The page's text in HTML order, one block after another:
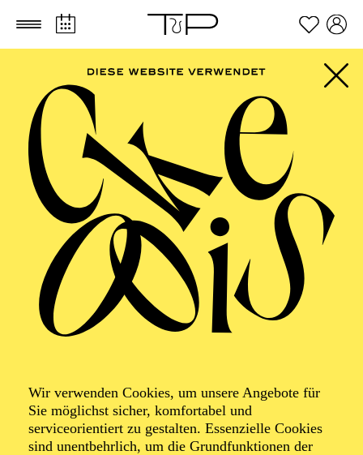
Zum Hauptinhalt springen Zum Footer springen
Wir verwenden Cookies, um unsere Angebote für
Sie möglichst sicher, komfortabel und
serviceorientiert zu gestalten. Essenzielle Cookies
sind unentbehrlich, um die Grundfunktionen der
Noelia Ortiz Pérez
VITA
Noelia Ortiz Pérez, geboren 1994 in Düsseldorf,
studierte bis 2022 an der Hochschule Düsseldorf Retail
Design. Schon während ihres Studiums arbeitete sie
szenografisch und befasste sich in künstlerischen
Projekten mit der Inszenierung von Räumen in
Verbindung mit Licht, Farbe und Struktur. Im Sommer
2023 unterstützt sie als Bühnen- und
Kostümbildassistenz das Theaterprojekt „Showtime“ in
beim Schauspiel in Essen.